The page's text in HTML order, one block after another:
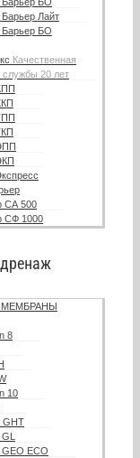
Барьер Лайт
Барьер БО
Качественная
службы 20 лет
СА 500
СФ 1000
8
10
GHT
ECO